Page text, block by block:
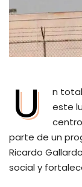
U
n
este
parte de un
Ricardo
social y